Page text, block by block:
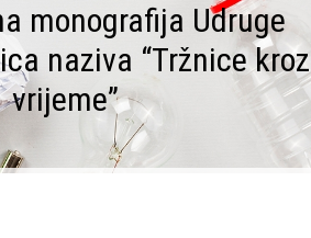
monografija Udruge
naziva “Tržnice kroz
vrijeme”